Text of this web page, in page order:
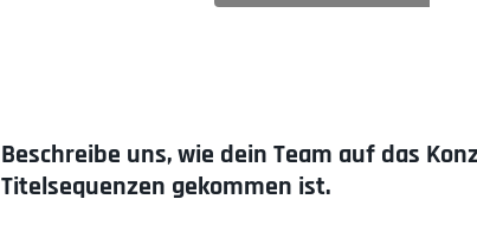
Beschreibe uns, wie dein Team auf das
Titelsequenzen gekommen ist.